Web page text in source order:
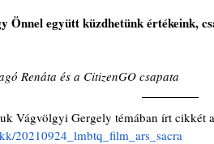
Önnel együtt küzdhetünk értékeink,
Renáta és a CitizenGO csapata
Vágvölgyi Gergely témában írt cikkét
20210924_lmbtq_film_ars_sacra